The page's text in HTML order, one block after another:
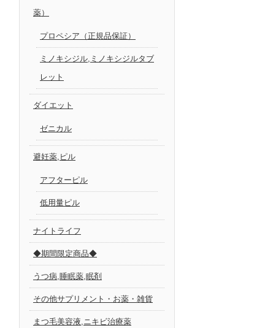
薬）
プロペシア（正規品保証）
ミノキシジル,ミノキシジルタブ
レット
ダイエット
ゼニカル
避妊薬,ピル
アフターピル
低用量ピル
ナイトライフ
◆期間限定商品◆
うつ病,睡眠薬,眠剤
その他サプリメント・お薬・雑貨
まつ毛美容液,ニキビ治療薬